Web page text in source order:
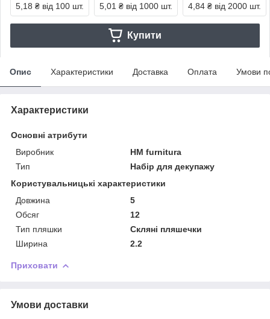
5,18 ₴ від 100 шт. 5,01 ₴ від 1000 шт. 4,84 ₴ від 2000 шт.
Купити
Опис Характеристики Доставка Оплата Умови
Характеристики
Основні атрибути
Виробник
HM furnitura
Тип
Набір для декупажу
Користувальницькі характеристики
Довжина
5
Обсяг
12
Тип пляшки
Скляні пляшечки
Ширина
2.2
Приховати
Умови доставки